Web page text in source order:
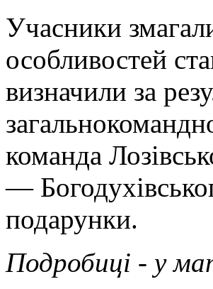
Учасники
особливостей
визначили за
команда
—
подарунки.
Подробиці - у